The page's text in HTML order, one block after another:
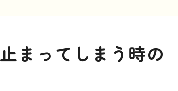
まってしまう時の